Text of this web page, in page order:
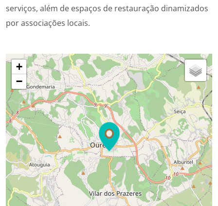
serviços, além de espaços de restauração dinamizados
por associações locais.
+
−